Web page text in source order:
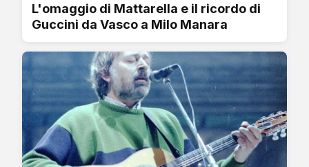
L'omaggio di Mattarella e il ricordo di
Guccini da Vasco a Milo Manara